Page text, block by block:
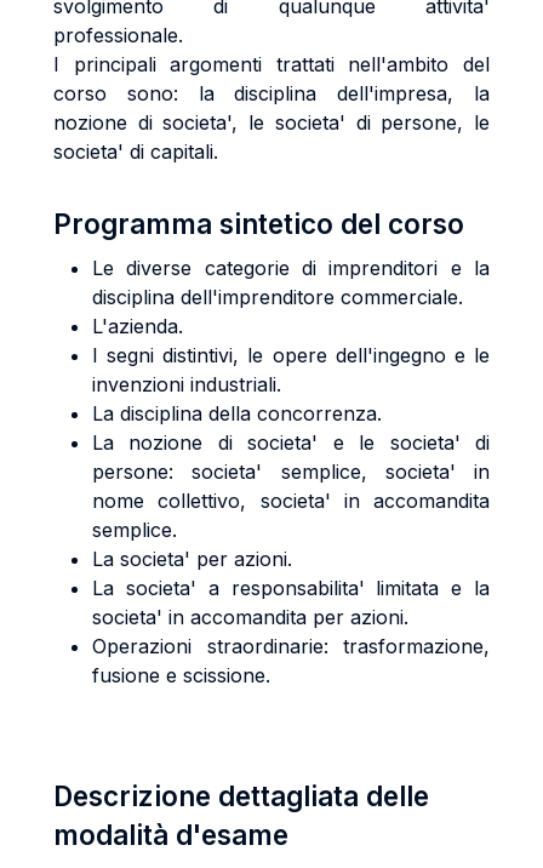
svolgimento di qualunque attivita'
professionale.
I principali argomenti trattati nell'ambito del
corso sono: la disciplina dell'impresa, la
nozione di societa', le societa' di persone, le
societa' di capitali.
Programma sintetico del corso
Le diverse categorie di imprenditori e la
disciplina dell'imprenditore commerciale.
L'azienda.
I segni distintivi, le opere dell'ingegno e le
invenzioni industriali.
La disciplina della concorrenza.
La nozione di societa' e le societa' di
persone: societa' semplice, societa' in
nome collettivo, societa' in accomandita
semplice.
La societa' per azioni.
La societa' a responsabilita' limitata e la
societa' in accomandita per azioni.
Operazioni straordinarie: trasformazione,
fusione e scissione.
Descrizione dettagliata delle
modalità d'esame